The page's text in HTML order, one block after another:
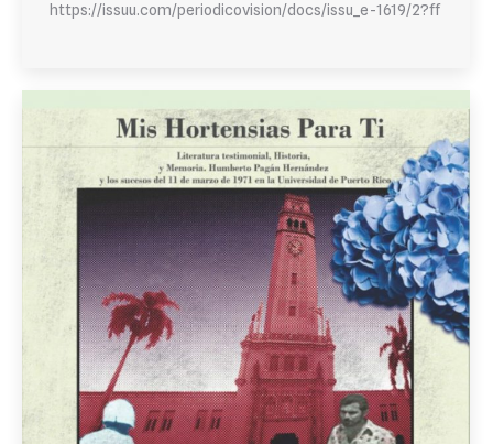
https://issuu.com/periodicovision/docs/issu_e-1619/2?ff